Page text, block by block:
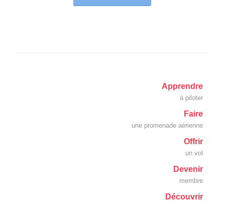
Apprendre
à piloter
Faire
une promenade aérienne
Offrir
un vol
Devenir
membre
Découvrir